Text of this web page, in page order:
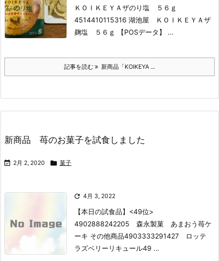
ＫＯＩＫＥＹＡザのり塩 ５６ｇ
4514410115316 湖池屋 ＫＯＩＫＥＹＡザ
麹塩 ５６ｇ
【POSデータ】 ...
記事を読む 新商品「KOIKEYA ...
新商品 苺のお菓子を試食しました
 2月 2, 2020  菓子
 4月 3, 2022
【本日の試食品】 <49位>
4902888242205 森永製菓 あまおう苺ケ
ーキ その他商品4903333291427 ロッテ
ラズベリーリキュール49 ...